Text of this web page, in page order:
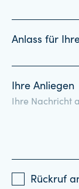
Anlass für
Ihre Anliegen
Rückruf